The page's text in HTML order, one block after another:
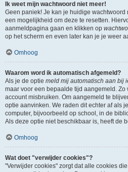
Ik weet mijn wachtwoord niet meer!
Geen paniek! Je kan je huidige wachtwoord
een mogelijkheid om deze te resetten.
aanmeldpagina gaan en klikken op
op het scherm en even later kan je je weer
Omhoog
Waarom word ik automatisch afgemeld?
Als je de optie meld mij automatisch aan bij
maar voor een bepaalde tijd aangemeld.
account misbruiken. Om aangemeld te
optie aanvinken. We raden dit echter af als
computer, bijvoorbeeld op school, in de
Als deze optie niet beschikbaar is, heeft de
Omhoog
Wat doet "verwijder cookies"?
"Verwijder cookies" zorgt dat alle cookies